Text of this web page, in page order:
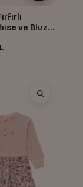
ve Bluz